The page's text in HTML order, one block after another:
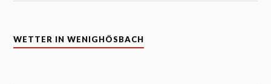
WETTER IN WENIGHÖSBACH